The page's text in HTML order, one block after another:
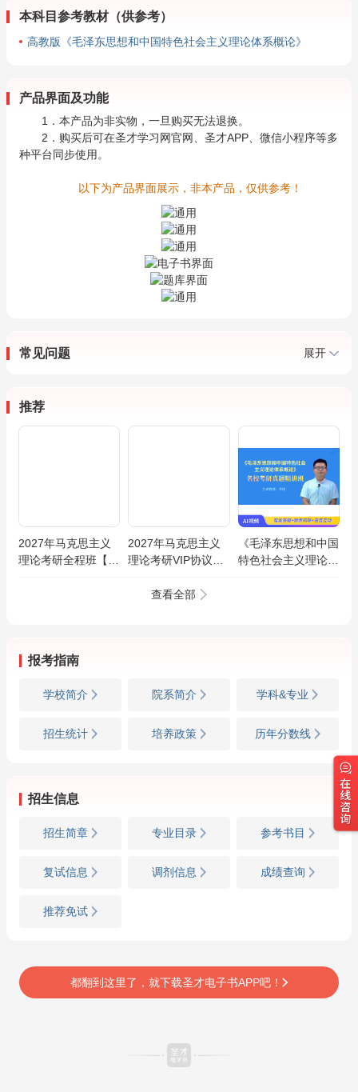
本科目参考教材（供参考）
高教版《毛泽东思想和中国特色社会主义理论体系概论》
产品界面及功能
1．本产品为非实物，一旦购买无法退换。
2．购买后可在圣才学习网官网、圣才APP、微信小程序等多
种平台同步使用。
以下为产品界面展示，非本产品，仅供参考！
常见问题 展开
推荐
2027年马克思主义
理论考研全程班【马
2027年马克思主义
理论考研VIP协议班
理/马克思主义中国
《毛泽东思想和中国
特色社会主义理论体
查看全部
报考指南
学校简介 院系简介 学科&专业
招生统计 培养政策 历年分数线
招生信息
招生简章 专业目录 参考书目
复试信息 调剂信息 成绩查询
推荐免试
都翻到这里了，就下载圣才电子书APP吧！